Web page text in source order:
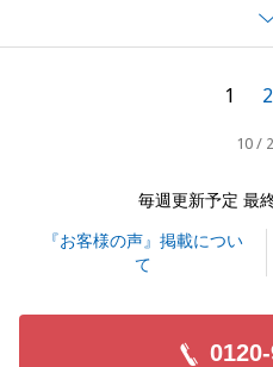
えいただき大変感謝してお
そのおかげもあり３か月
いただければと存じます。
1 2
10 /
毎週更新予定 最
『お客様の声』掲載につい
て